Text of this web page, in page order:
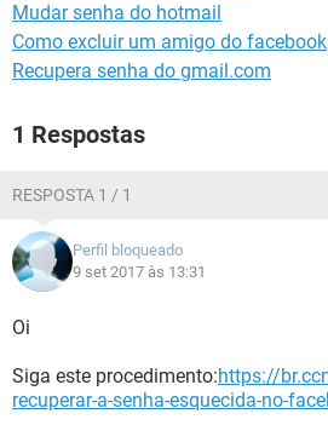
Mudar senha do hotmail
Como excluir um amigo do facebook
Recupera senha do gmail.com
1 Respostas
RESPOSTA 1 / 1
Perfil bloqueado
9 set 2017 às 13:31
Oi
Siga este procedimento:https://
recuperar-a-senha-esquecida-no-